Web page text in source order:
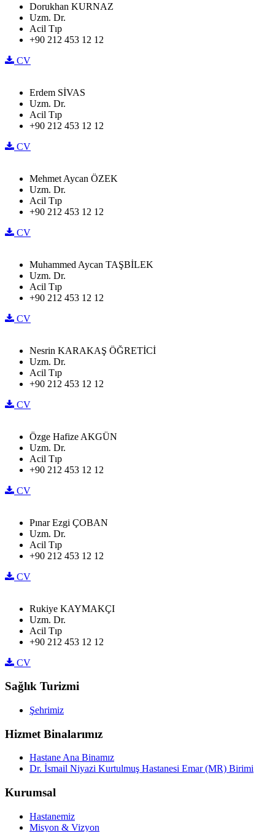
Dorukhan KURNAZ
Uzm. Dr.
Acil Tıp
+90 212 453 12 12
CV
Erdem SİVAS
Uzm. Dr.
Acil Tıp
+90 212 453 12 12
CV
Mehmet Aycan ÖZEK
Uzm. Dr.
Acil Tıp
+90 212 453 12 12
CV
Muhammed Aycan TAŞBİLEK
Uzm. Dr.
Acil Tıp
+90 212 453 12 12
CV
Nesrin KARAKAŞ ÖĞRETİCİ
Uzm. Dr.
Acil Tıp
+90 212 453 12 12
CV
Özge Hafize AKGÜN
Uzm. Dr.
Acil Tıp
+90 212 453 12 12
CV
Pınar Ezgi ÇOBAN
Uzm. Dr.
Acil Tıp
+90 212 453 12 12
CV
Rukiye KAYMAKÇI
Uzm. Dr.
Acil Tıp
+90 212 453 12 12
CV
Sağlık Turizmi
Şehrimiz
Hizmet Binalarımız
Hastane Ana Binamız
Dr. İsmail Niyazi Kurtulmuş Hastanesi Emar (MR) Birimi
Kurumsal
Hastanemiz
Misyon & Vizyon